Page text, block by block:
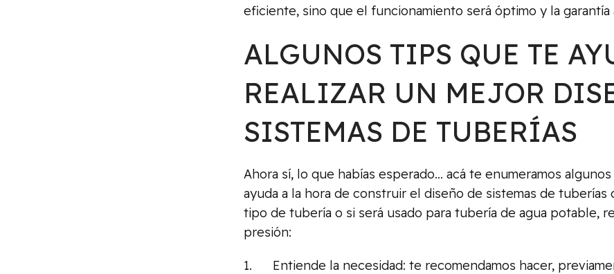
eficiente, sino que el funcionamiento será óptimo y la garantía
ALGUNOS TIPS QUE TE
REALIZAR UN MEJOR
SISTEMAS DE TUBERÍAS
Ahora sí, lo que habías esperado… acá te enumeramos
ayuda a la hora de construir el diseño de sistemas de tuberías
tipo de tubería o si será usado para tubería de agua potable,
presión:
1. Entiende la necesidad: te recomendamos hacer,